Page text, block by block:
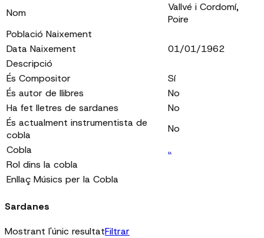
Nom
Vallvé i Cordomí,
Poire
Població Naixement
Data Naixement
01/01/1962
Descripció
És Compositor
Sí
És autor de llibres
No
Ha fet lletres de sardanes
No
És actualment instrumentista de
cobla
No
Cobla
..
Rol dins la cobla
Enllaç Músics per la Cobla
Sardanes
Mostrant l'únic resultatFiltrar